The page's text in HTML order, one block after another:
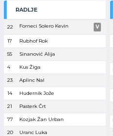
RADLJE
22 Forneci Solero Kevin V
17 Rubhof Rok
55 Sinanović Alija
4 Kus Žiga
23 Aplinc Nal
14 Hudernik Jože
21 Pasterk Črt
77 Kozjak Žan Urban
20 Uranc Luka